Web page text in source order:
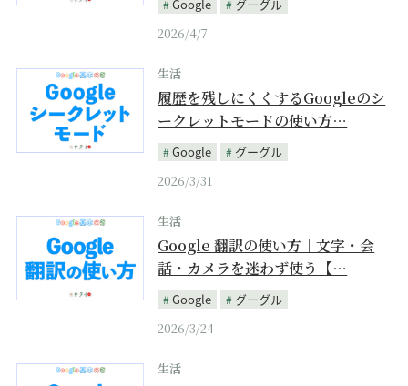
Google
グーグル
2026/4/7
生活
履歴を残しにくくするGoogleのシ
ークレットモードの使い方…
Google
グーグル
2026/3/31
生活
Google 翻訳の使い方｜文字・会
話・カメラを迷わず使う【…
Google
グーグル
2026/3/24
生活